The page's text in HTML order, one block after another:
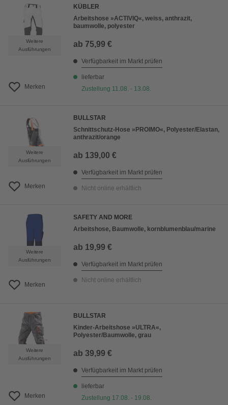
Weitere
Ausführungen
Merken
KÜBLER
Arbeitshose »ACTIVIQ«, weiss, anthrazit,
baumwolle, polyester
ab 75,99 €
Verfügbarkeit im Markt prüfen
lieferbar
Zustellung 11.08. - 13.08.
Weitere
Ausführungen
Merken
BULLSTAR
Schnittschutz-Hose »PROIMO«, Polyester/Elastan,
anthrazit/orange
ab 139,00 €
Verfügbarkeit im Markt prüfen
Nicht online erhältlich
Weitere
Ausführungen
Merken
SAFETY AND MORE
Arbeitshose, Baumwolle, kornblumenblau/marine
ab 19,99 €
Verfügbarkeit im Markt prüfen
Nicht online erhältlich
Weitere
Ausführungen
Merken
BULLSTAR
Kinder-Arbeitshose »ULTRA«,
Polyester/Baumwolle, grau
ab 39,99 €
Verfügbarkeit im Markt prüfen
lieferbar
Zustellung 17.08. - 19.08.